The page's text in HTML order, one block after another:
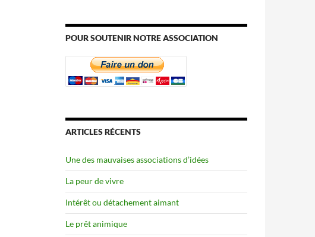
POUR SOUTENIR NOTRE ASSOCIATION
ARTICLES RÉCENTS
Une des mauvaises associations d’idées
La peur de vivre
Intérêt ou détachement aimant
Le prêt animique